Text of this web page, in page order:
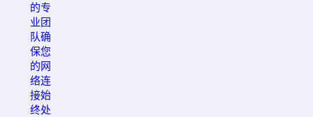
的专
业团
队确
保您
的网
络连
接始
终处